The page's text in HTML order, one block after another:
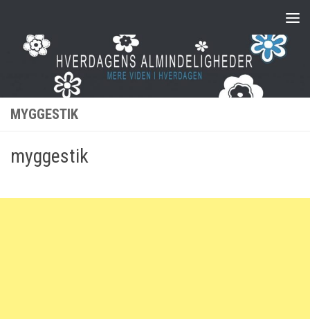
MYGGESTIK
myggestik